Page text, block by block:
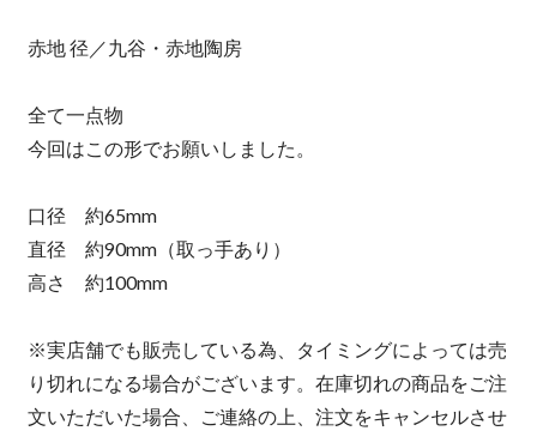
赤地 径／九谷・赤地陶房
全て一点物
今回はこの形でお願いしました。
口径 約65mm
直径 約90mm（取っ手あり）
高さ 約100mm
※実店舗でも販売している為、タイミングによっては売
り切れになる場合がございます。在庫切れの商品をご注
文いただいた場合、ご連絡の上、注文をキャンセルさせ